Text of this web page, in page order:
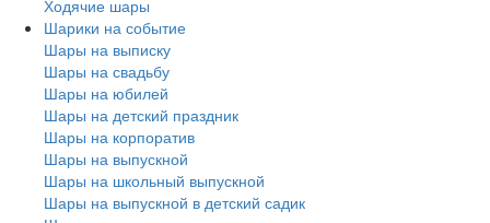
Ходячие шары
Шарики на событие
Шары на выписку
Шары на свадьбу
Шары на юбилей
Шары на детский праздник
Шары на корпоратив
Шары на выпускной
Шары на школьный выпускной
Шары на выпускной в детский садик